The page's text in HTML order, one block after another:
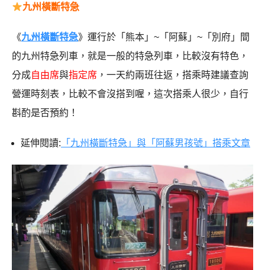
九州橫斷特急
《九州橫斷特急》運行於「熊本」~「阿蘇」~「別府」間
的九州特急列車，就是一般的特急列車，比較沒有特色，
分成自由席與指定席 ，一天約兩班往返，搭乘時建議查詢
營運時刻表，比較不會沒搭到喔，這次搭乘人很少，自行
斟酌是否預約！
延伸閱讀: 「九州橫斷特急」與「阿蘇男孩號」搭乘文章